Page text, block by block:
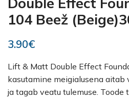
104 Beež
3.90€
Lift & Matt Double Effect
kasutamine meigialusena aitab
ja tagab veatu tulemuse. Toode